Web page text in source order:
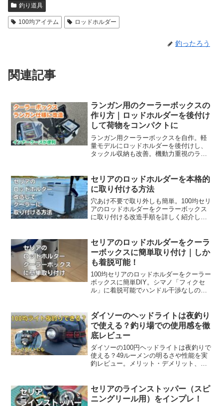
釣り道具
100均アイテム ロッドホルダー
釣ったろう
関連記事
ランガン用のクーラーボックスの
作り方｜ロッドホルダーを後付け
して荷物をコンパクトに
ランガン用クーラーボックスを自作。軽
量モデルにロッドホルダーを後付けし、
タックル収納も改善。機動力重視のラン
セリアのロッドホルダーを本格的
に取り付ける方法
穴あけ不要で取り外しも簡単。100均セリ
アのロッドホルダーをクーラーボックス
に取り付ける改造手順を詳しく紹介しま
セリアのロッドホルダーをクーラ
ーボックスに簡単取り付け｜しか
も着脱可能！
100均セリアのロッドホルダーをクーラー
ボックスに簡単DIY。シマノ「フィクセ
ル」に着脱可能でハンドル干渉なしの取
ダイソーのヘッドライトは夜釣り
で使える？釣り場での使用感を徹
底レビュー
ダイソーの100円ヘッドライトは夜釣りで
使える？49ルーメンの明るさや性能を実
釣レビュー。メリット・デメリット、使
セリアのラインストッパー（スピ
ニングリール用）をインプレ！